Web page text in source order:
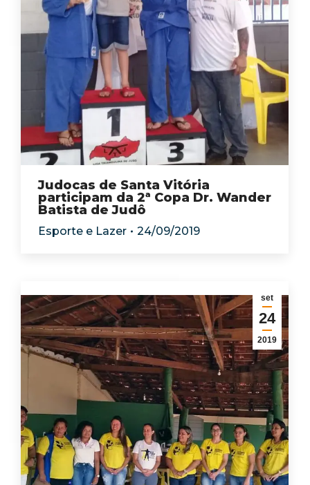
Judocas de Santa Vitória
participam da 2ª Copa Dr. Wander
Batista de Judô
Esporte e Lazer 24/09/2019
set
24
2019